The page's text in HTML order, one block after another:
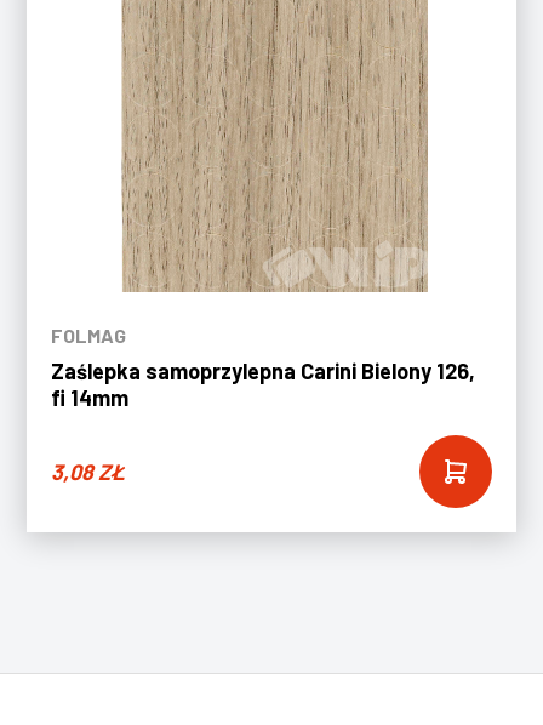
FOLMAG
Zaślepka samoprzylepna Carini Bielony 126,
fi 14mm
3,08ZŁ